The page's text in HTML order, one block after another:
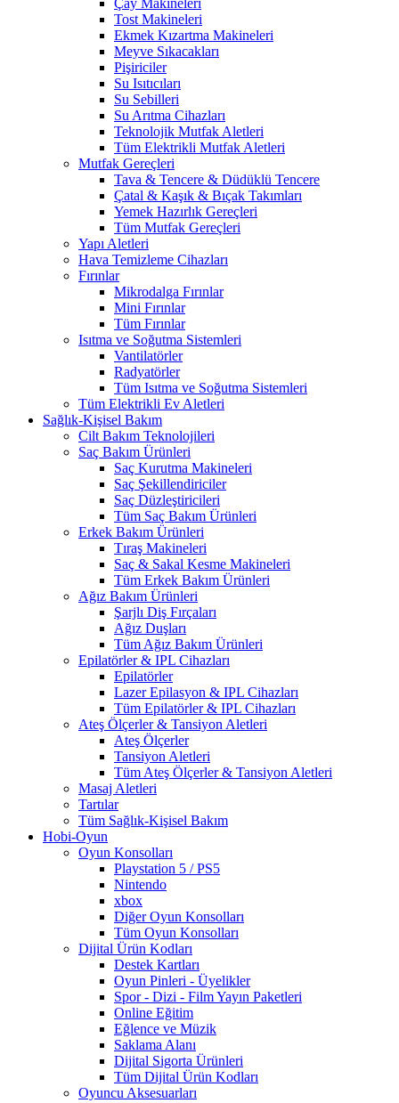
Çay Makineleri
Tost Makineleri
Ekmek Kızartma Makineleri
Meyve Sıkacakları
Pişiriciler
Su Isıtıcıları
Su Sebilleri
Su Arıtma Cihazları
Teknolojik Mutfak Aletleri
Tüm Elektrikli Mutfak Aletleri
Mutfak Gereçleri
Tava & Tencere & Düdüklü Tencere
Çatal & Kaşık & Bıçak Takımları
Yemek Hazırlık Gereçleri
Tüm Mutfak Gereçleri
Yapı Aletleri
Hava Temizleme Cihazları
Fırınlar
Mikrodalga Fırınlar
Mini Fırınlar
Tüm Fırınlar
Isıtma ve Soğutma Sistemleri
Vantilatörler
Radyatörler
Tüm Isıtma ve Soğutma Sistemleri
Tüm Elektrikli Ev Aletleri
Sağlık-Kişisel Bakım
Cilt Bakım Teknolojileri
Saç Bakım Ürünleri
Saç Kurutma Makineleri
Saç Şekillendiriciler
Saç Düzleştiricileri
Tüm Saç Bakım Ürünleri
Erkek Bakım Ürünleri
Tıraş Makineleri
Saç & Sakal Kesme Makineleri
Tüm Erkek Bakım Ürünleri
Ağız Bakım Ürünleri
Şarjlı Diş Fırçaları
Ağız Duşları
Tüm Ağız Bakım Ürünleri
Epilatörler & IPL Cihazları
Epilatörler
Lazer Epilasyon & IPL Cihazları
Tüm Epilatörler & IPL Cihazları
Ateş Ölçerler & Tansiyon Aletleri
Ateş Ölçerler
Tansiyon Aletleri
Tüm Ateş Ölçerler & Tansiyon Aletleri
Masaj Aletleri
Tartılar
Tüm Sağlık-Kişisel Bakım
Hobi-Oyun
Oyun Konsolları
Playstation 5 / PS5
Nintendo
xbox
Diğer Oyun Konsolları
Tüm Oyun Konsolları
Dijital Ürün Kodları
Destek Kartları
Oyun Pinleri - Üyelikler
Spor - Dizi - Film Yayın Paketleri
Online Eğitim
Eğlence ve Müzik
Saklama Alanı
Dijital Sigorta Ürünleri
Tüm Dijital Ürün Kodları
Oyuncu Aksesuarları